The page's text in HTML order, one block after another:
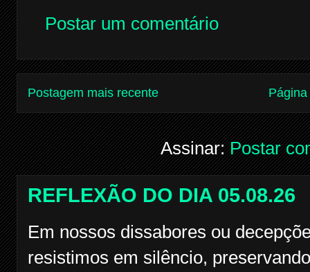
Postar um comentário
Postagem mais recente
Assinar:Postar
REFLEXÃO DO DIA 05.08.26
Em nossos dissabores ou
resistimos em silêncio,